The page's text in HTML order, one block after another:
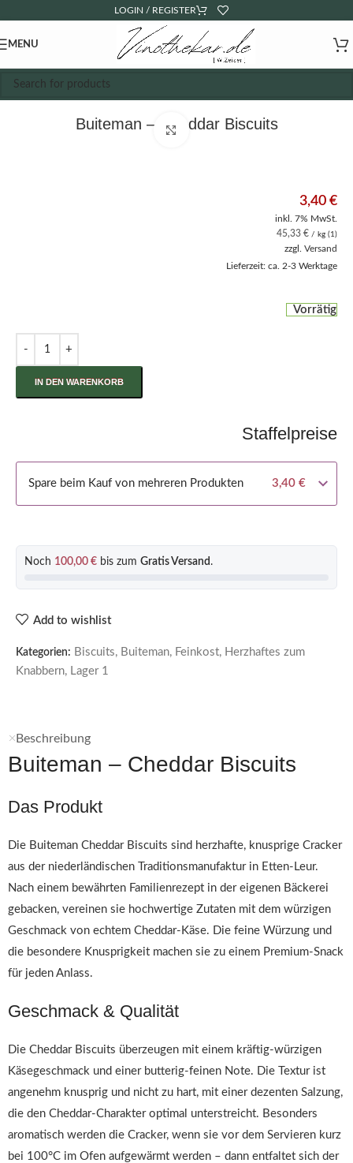
LOGIN / REGISTER
MENU
Buiteman – Cheddar Biscuits
Click to enlarge
3,40 €
inkl. 7% MwSt.
45,33 € / kg (1)
zzgl. Versand
Lieferzeit: ca. 2-3 Werktage
Vorrätig
IN DEN WARENKORB
Staffelpreise
Spare beim Kauf von mehreren Produkten 3,40 €
Noch 100,00 € bis zum Gratis Versand .
Add to wishlist
Kategorien: Biscuits, Buiteman, Feinkost, Herzhaftes zum
Knabbern, Lager 1
Beschreibung
Buiteman – Cheddar Biscuits
Das Produkt
Die Buiteman Cheddar Biscuits sind herzhafte, knusprige Cracker
aus der niederländischen Traditionsmanufaktur in Etten-Leur.
Nach einem bewährten Familienrezept in der eigenen Bäckerei
gebacken, vereinen sie hochwertige Zutaten mit dem würzigen
Geschmack von echtem Cheddar-Käse. Die feine Würzung und
die besondere Knusprigkeit machen sie zu einem Premium-Snack
für jeden Anlass.
Geschmack & Qualität
Die Cheddar Biscuits überzeugen mit einem kräftig-würzigen
Käsegeschmack und einer butterig-feinen Note. Die Textur ist
angenehm knusprig und nicht zu hart, mit einer dezenten Salzung,
die den Cheddar-Charakter optimal unterstreicht. Besonders
aromatisch werden die Cracker, wenn sie vor dem Servieren kurz
bei 100°C im Ofen aufgewärmt werden – dann entfaltet sich der